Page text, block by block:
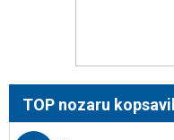
TOP nozaru